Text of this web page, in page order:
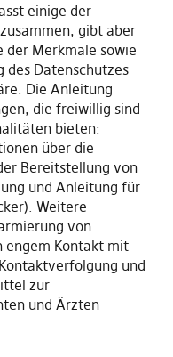
einige der
gibt aber
der Merkmale sowie
des Datenschutzes
Die Anleitung
die freiwillig sind
bieten:
über die
Bereitstellung von
und Anleitung für
Weitere
von
engem Kontakt mit
und
zur
und Ärzten